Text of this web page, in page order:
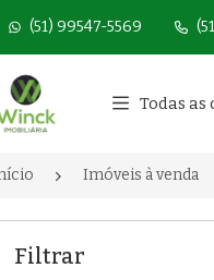
(51) 99547-5569
Página inicial
Todas
Imóveis à venda
Filtrar